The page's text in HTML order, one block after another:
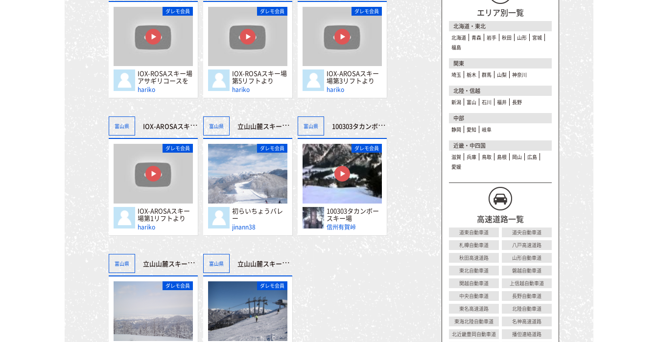
ダレモ会員
IOX-ROSAスキー場
アサギリコースを
すべる
hariko
ダレモ会員
IOX-ROSAスキー場
第5リフトより
hariko
ダレモ会員
IOX-AROSAスキー
場第3リフトより
hariko
富山県 IOX-AROSAスキー場第1リフトより
ダレモ会員
IOX-AROSAスキー
場第1リフトより
hariko
富山県 立山山麓スキー場（極楽坂・らいちょうバレー）
ダレモ会員
初らいちょうバレ
ー
jinann38
富山県 100303タカンボースキー場
ダレモ会員
100303タカンボー
スキー場
信州有賀峠
富山県 立山山麓スキー場（極楽坂・らいちょうバレー）
ダレモ会員
富山県 立山山麓スキー場（極楽坂・らいちょうバレー）
ダレモ会員
エリア別一覧
北海道・東北
北海道 青森 岩手 秋田 山形
宮城
福島
関東
埼玉 栃木 群馬 山梨 神奈川
北陸・信越
新潟 富山 石川 福井 長野
中部
静岡 愛知 岐阜
近畿・中四国
滋賀 兵庫 鳥取 島根 岡山
広島
愛媛
高速道路一覧
道東自動車道
道央自動車道
札樽自動車道
八戸高速道路
秋田高速道路
山形自動車道
東北自動車道
磐越自動車道
関越自動車道
上信越自動車道
中央自動車道
長野自動車道
東名高速道路
北陸自動車道
東海北陸自動車道
名神高速道路
北近畿豊岡自動車道
播但連絡道路